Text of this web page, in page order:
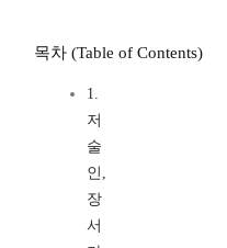
목차 (Table of Contents)
1.
저
술
인,
장
서